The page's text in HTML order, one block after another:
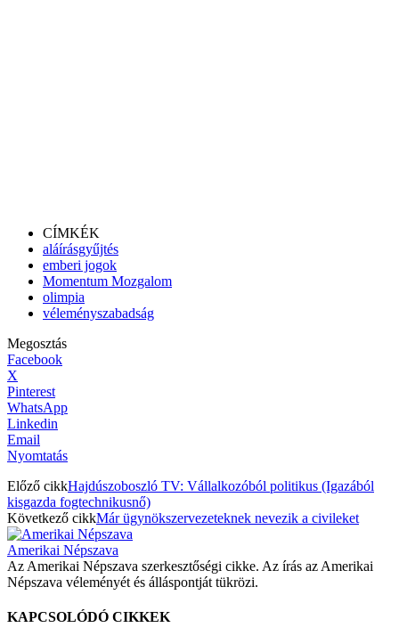
CÍMKÉK
aláírásgyűjtés
emberi jogok
Momentum Mozgalom
olimpia
véleményszabadság
Megosztás
Facebook
X
Pinterest
WhatsApp
Linkedin
Email
Nyomtatás
Előző cikkHajdúszoboszló TV: Vállalkozóból politikus (Igazából
kisgazda fogtechnikusnő)
Következő cikkMár ügynökszervezeteknek nevezik a civileket
Amerikai Népszava
Az Amerikai Népszava szerkesztőségi cikke. Az írás az Amerikai
Népszava véleményét és álláspontját tükrözi.
KAPCSOLÓDÓ CIKKEK